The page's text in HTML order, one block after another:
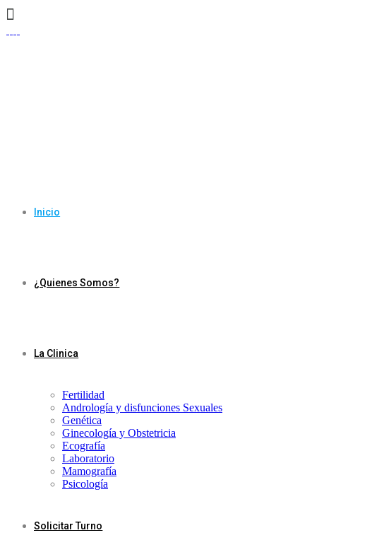
Inicio
¿Quienes Somos?
La Clinica
Fertilidad
Andrología y disfunciones Sexuales
Genética
Ginecología y Obstetricia
Ecografía
Laboratorio
Mamografía
Psicología
Solicitar Turno